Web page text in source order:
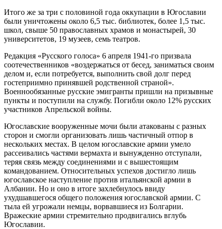
Итого же за три с половиной года оккупации в Югославии
были уничтожены около 6,5 тыс. библиотек, более 1,5 тыс.
школ, свыше 50 православных храмов и монастырей, 30
университетов, 19 музеев, семь театров.
Редакция «Русского голоса» 6 апреля 1941-го призвала
соотечественников «воздержаться от бесед, заниматься своим
делом и, если потребуется, выполнить свой долг перед
гостеприимно принявшей родственной страной».
Военнообязанные русские эмигранты пришли на призывные
пункты и поступили на службу. Погибли около 12% русских
участников Апрельской войны.
Югославские вооруженные мочи были атакованы с разных
сторон и смогли организовать лишь частичный отпор в
нескольких местах. В целом югославские армии умело
рассеивались частями вермахта и вынужденно отступали,
теряя связь между соединениями и с вышестоящим
командованием. Относительных успехов достигло лишь
югославское наступление против итальянской армии в
Албании. Но и оно в итоге захлебнулось ввиду
ухудшавшегося общего положения югославской армии. С
тыла ей угрожали немцы, ворвавшиеся из Болгарии.
Вражеские армии стремительно продвигались вглубь
Югославии.